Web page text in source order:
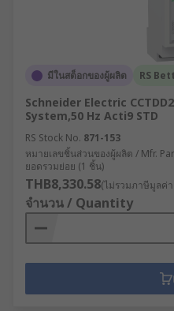
มีในสต็อกของผู้ผลิต RS
Schneider Electric
System,50 Hz Acti9 STD
RS Stock No. 871-153
หมายเลขชิ้นส่วนของผู้ผลิต / Mfr.
ยอดรวมย่อย (1 ชิ้น)
THB8,330.58(ไม่รวมภาษีมูลค่า
จำนวน / Quantity